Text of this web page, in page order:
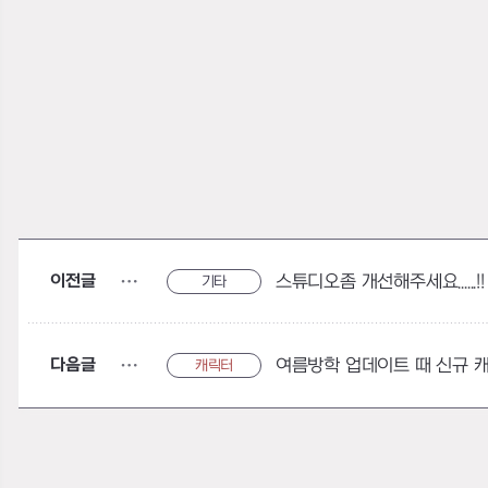
이전글 기타 스튜디오좀 개선해주세요......!!
다음글 캐릭터 여름방학 업데이트 때 신규